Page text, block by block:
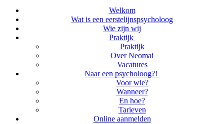
Welkom
Wat is een eerstelijnspsycholoog
Wie zijn wij
Praktijk
Praktijk
Over Neomai
Vacatures
Naar een psycholoog?!
Voor wie?
Wanneer?
En hoe?
Tarieven
Online aanmelden